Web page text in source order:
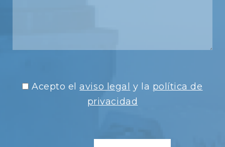
Acepto elaviso legal y la política de
privacidad